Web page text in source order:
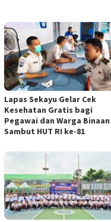
Lapas Sekayu Gelar Cek
Kesehatan Gratis bagi
Pegawai dan Warga Binaan
Sambut HUT RI ke-81